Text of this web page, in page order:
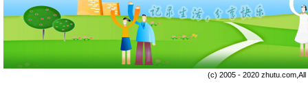
(c) 2005 - 2020